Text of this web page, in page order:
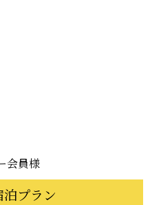
会員様
プラン